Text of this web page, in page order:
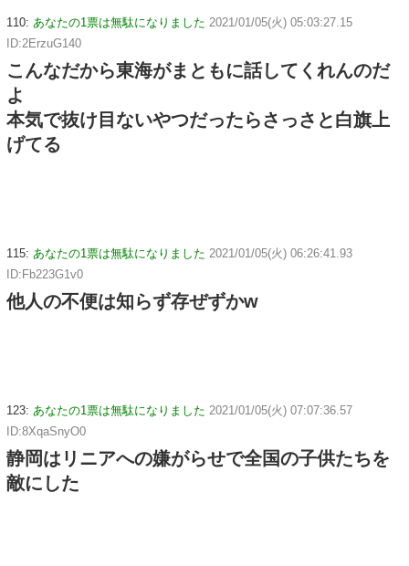
110: あなたの1票は無駄になりました 2021/01/05(火) 05:03:27.15
ID:2ErzuG140
こんなだから東海がまともに話してくれんのだ
よ
本気で抜け目ないやつだったらさっさと白旗上
げてる
115: あなたの1票は無駄になりました 2021/01/05(火) 06:26:41.93
ID:Fb223G1v0
他人の不便は知らず存ぜずかw
123: あなたの1票は無駄になりました 2021/01/05(火) 07:07:36.57
ID:8XqaSnyO0
静岡はリニアへの嫌がらせで全国の子供たちを
敵にした